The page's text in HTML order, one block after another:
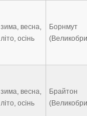
зима, весна,
літо, осінь
Борнмут
зима, весна,
літо, осінь
Брайтон